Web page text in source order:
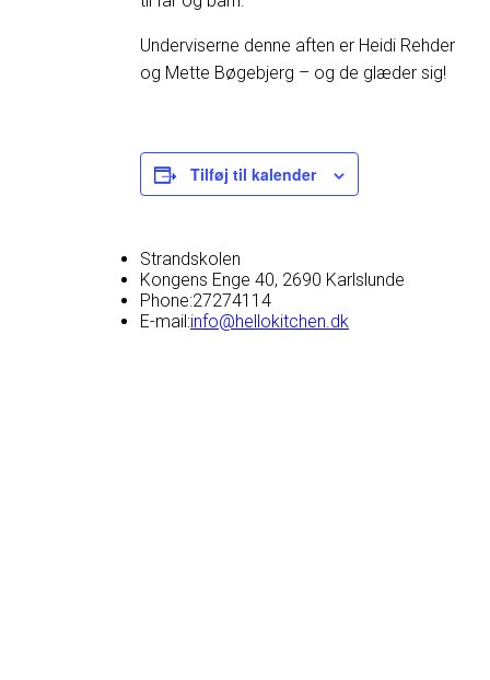
Underviserne denne aften er Heidi Rehder
og Mette Bøgebjerg – og de glæder sig!
Tilføj til kalender
Strandskolen
Kongens Enge 40, 2690 Karlslunde
Phone:27274114
E-mail:info@hellokitchen.dk